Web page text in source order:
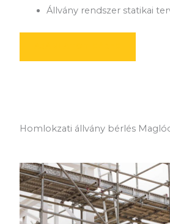
Állvány rendszer statikai
Homlokzati állvány bérlés